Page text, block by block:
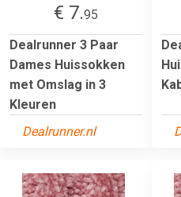
€ 7.95
Dealrunner 3 Paar
Dames Huissokken
met Omslag in 3
Kleuren
Dealrunner.nl